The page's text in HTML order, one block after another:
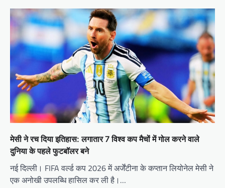
मेसी ने रच दिया इतिहास: लगातार 7 विश्व कप मैचों में गोल करने वाले
दुनिया के पहले फुटबॉलर बने
नई दिल्ली। FIFA वर्ल्ड कप 2026 में अर्जेंटीना के कप्तान लियोनेल मेसी ने
एक अनोखी उपलब्धि हासिल कर ली है।…